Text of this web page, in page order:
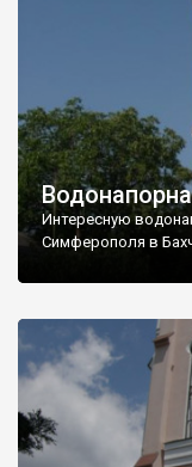
Интересную
Симферополя в